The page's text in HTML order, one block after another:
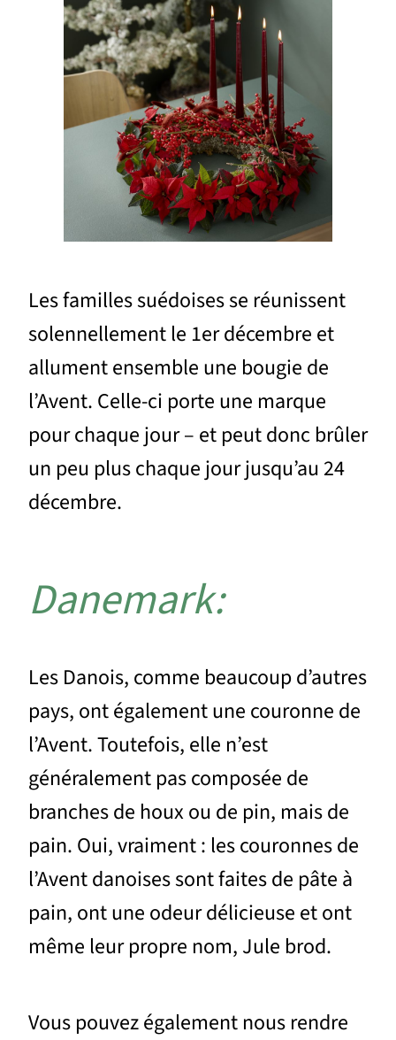
Les familles suédoises se réunissent
solennellement le 1er décembre et
allument ensemble une bougie de
l’Avent. Celle-ci porte une marque
pour chaque jour – et peut donc brûler
un peu plus chaque jour jusqu’au 24
décembre.
Danemark:
Les Danois, comme beaucoup d’autres
pays, ont également une couronne de
l’Avent. Toutefois, elle n’est
généralement pas composée de
branches de houx ou de pin, mais de
pain. Oui, vraiment : les couronnes de
l’Avent danoises sont faites de pâte à
pain, ont une odeur délicieuse et ont
même leur propre nom, Jule brod.
Vous pouvez également nous rendre